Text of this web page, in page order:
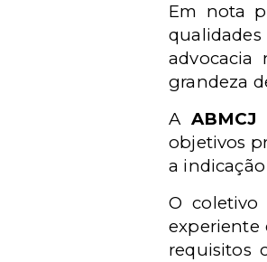
Em nota
advocacia
grandeza
A
objetivos
a
O coletivo
experiente
requisitos